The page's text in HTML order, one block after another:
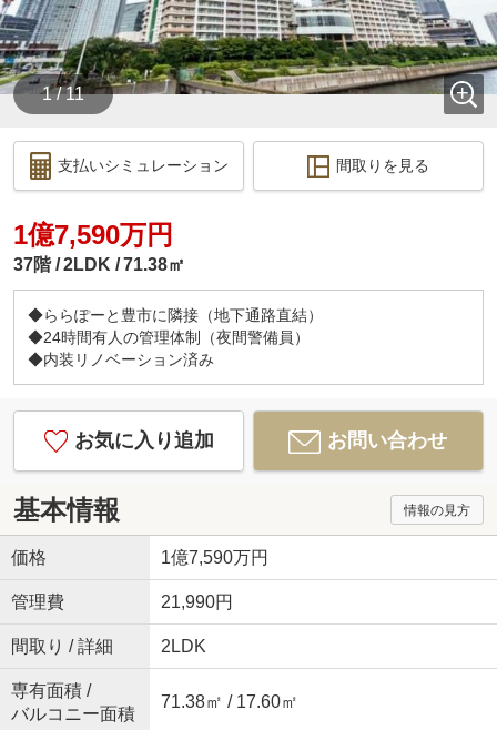
1 / 11
支払いシミュレーション 間取りを見る
1億7,590万円
37階 2LDK 71.38㎡
◆ららぽーと豊市に隣接（地下通路直結）
◆24時間有人の管理体制（夜間警備員）
◆内装リノベーション済み
お気に入り追加 お問い合わせ
基本情報 情報の見方
価格 1億7,590万円
管理費 21,990円
間取り / 詳細 2LDK
専有面積 /
バルコニー面積
71.38㎡ / 17.60㎡